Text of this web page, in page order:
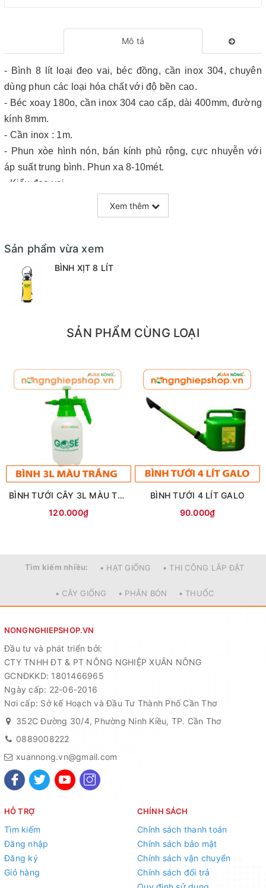
Mô tả
- Bình 8 lít loại đeo vai, béc đồng, cần inox 304, chuyên
dùng phun các loại hóa chất với độ bền cao.
- Béc xoay 180o, cần inox 304 cao cấp, dài 400mm, đường
kính 8mm.
- Cần inox : 1m.
- Phun xòe hình nón, bán kính phủ rộng, cực nhuyễn với
áp suất trung bình. Phun xa 8-10mét.
- Kiểu đeo vai.
0901 087 973hoặc
XUÂN NÔNG
Địa chỉ: 352C Đường 30/4, P. Xuân Khánh, Q. Ninh Kiều,
Tp.Cần Thơ
Xem thêm
Sản phẩm vừa xem
BÌNH XỊT 8 LÍT
SẢN PHẨM CÙNG LOẠI
BÌNH TƯỚI CÂY 3L MÀU TRẮNG
120.000₫
BÌNH TƯỚI 4 LÍT GALO
90.000₫
Tìm kiếm nhiều: • HẠT GIỐNG • THI CÔNG LẮP ĐẶT
• CÂY GIỐNG • PHÂN BÓN • THUỐC
NONGNGHIEPSHOP.VN
Đầu tư và phát triển bởi:
CTY TNHH ĐT & PT NÔNG NGHIỆP XUÂN NÔNG
GCNĐKKD: 1801466965
Ngày cấp: 22-06-2016
Nơi cấp: Sở kế Hoạch và Đầu Tư Thành Phố Cần Thơ
352C Đường 30/4, Phường Ninh Kiều, TP. Cần Thơ
0889008222
xuannong.vn@gmail.com
HỖ TRỢ
Tìm kiếm
Đăng nhập
Đăng ký
Giỏ hàng
CHÍNH SÁCH
Chính sách thanh toán
Chính sách bảo mật
Chính sách vận chuyển
Chính sách đổi trả